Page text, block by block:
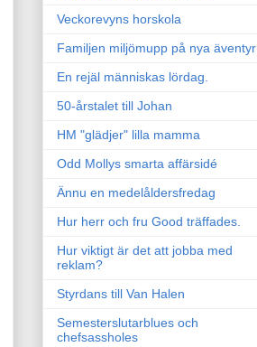
Veckorevyns horskola
Familjen miljömupp på nya äventyr
En rejäl människas lördag.
50-årstalet till Johan
HM "glädjer" lilla mamma
Odd Mollys smarta affärsidé
Ännu en medelåldersfredag
Hur herr och fru Good träffades.
Hur viktigt är det att jobba med
reklam?
Styrdans till Van Halen
Semesterslutarblues och
chefsassholes